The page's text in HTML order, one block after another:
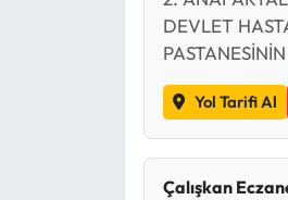
DEVLET
Yol Tarifi Al
Çalışkan
Spor Yazıları
Mektup Galeri